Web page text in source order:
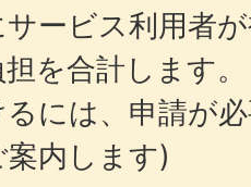
ービス利用者
を合計します。
には、申請が
内します)